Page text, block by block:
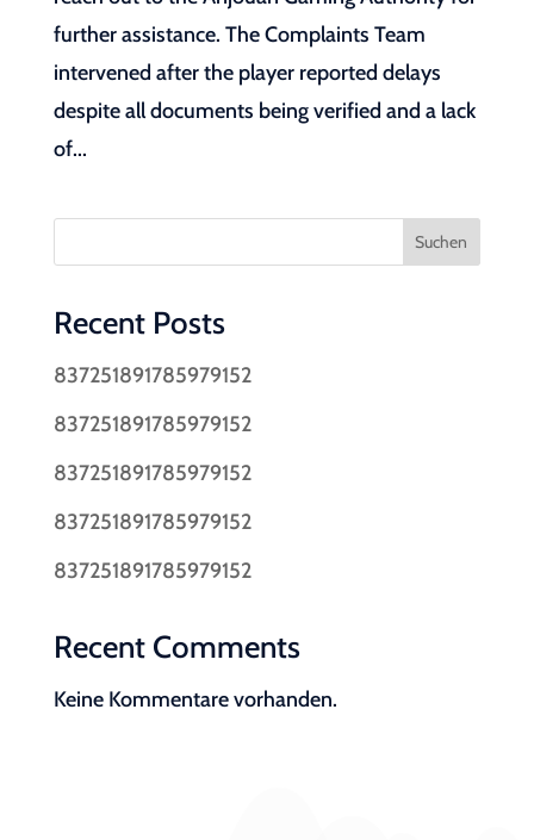
further assistance. The Complaints Team
intervened after the player reported delays
despite all documents being verified and a lack
of...
Suchen
Recent Posts
837251891785979152
837251891785979152
837251891785979152
837251891785979152
837251891785979152
Recent Comments
Keine Kommentare vorhanden.